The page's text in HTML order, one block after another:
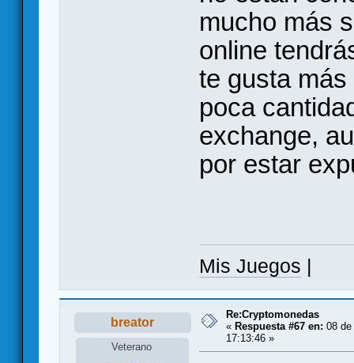
mucho más
online
te gusta
poca
exchange,
por estar
Mis Juegos |
breator
Veterano
Re:Cryptomonedas
« Respuesta #67 en: 08
17:13:46 »